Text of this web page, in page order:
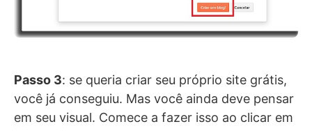
Passo 3: se queria criar seu próprio site grátis,
você já conseguiu. Mas você ainda deve pensar
em seu visual. Comece a fazer isso ao clicar em